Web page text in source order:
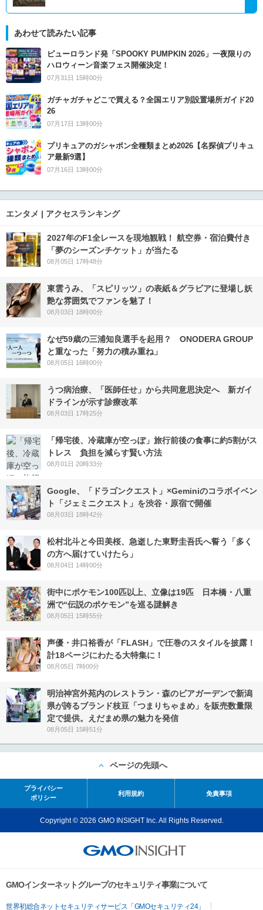
あわせて読みたい記事
ピューロランド発「SPOOKY PUMPKIN 2026」一夜限りの
ハロウィーン音楽フェス開催決定！
07月31日 15時00分
ガチャガチャどこで買える？全国エリア別設置場所ガイド20
26
07月17日 13時00分
プリキュアのガシャポン全種類まとめ2026【名探偵プリキュ
ア最新9選】
07月16日 13時00分
エンタメ | アクセスランキング
2027年のF1全レースを現地観戦！ 航空券・宿泊費付き
「夢のシーズンチケット」が当たる
08月05日 17時48分
東雲うみ、「スピリッツ」の表紙＆グラビアに登場し妖
艶な雰囲気でファンを魅了！
08月03日 18時00分
なぜ59歳の三浦知良選手を起用？ ONODERA GROUP
と重なった「努力の積み重ね」
08月05日 16時00分
うつ病治療、「医師任せ」から共同意思決定へ 新ガイ
ドラインが示す診療改革
08月03日 17時25分
「帰宅後、冷蔵庫が空っぽ」旅行前後の食事に約5割がス
トレス 負担を減らす賢い方法
08月01日 20時33分
Google、「ドラゴンクエスト」×Geminiのコラボイベン
ト「ジェミニクエスト」を渋谷・原宿で開催
08月03日 18時42分
松村北斗と今田美桜、急逝した東野圭吾氏へ誓う「多く
の方へ届けていけたら」
08月04日 14時00分
街中にポケモン100匹以上、立像は19匹 日本橋・八重
洲で“伝説のポケモン”を巡る謎解き
08月05日 15時55分
声優・井口裕香が「FLASH」で圧巻のスタイルを披露！
計18ページにわたる大特集に！
08月05日 7時00分
明治神宮外苑内のレストラン・森のビアガーデンで新潟
県が誇るブランド枝豆「つまりちゃまめ」を販売数量限
定で提供。えだまめ県の魅力を発信
08月05日 15時51分
ページの先頭へ
プライバシー
ポリシー
利用規約 免責事項
Copyright © 2026 GMO INSIGHT Inc. All Rights Reserved.
GMOインターネットグループのセキュリティ事業について
世界初総合ネットセキュリティサービス「GMOセキュリティ24」